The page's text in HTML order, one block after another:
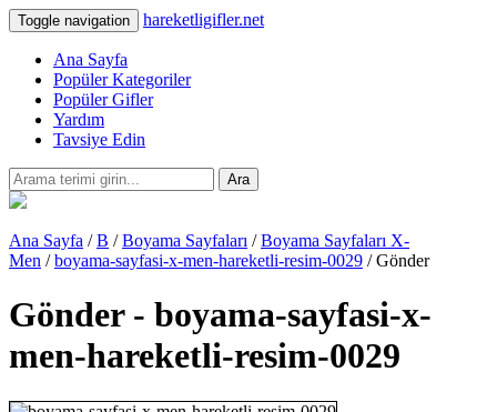
Toggle navigation hareketligifler.net
Ana Sayfa
Popüler Kategoriler
Popüler Gifler
Yardım
Tavsiye Edin
Ara
Ana Sayfa /B /Boyama Sayfaları /Boyama Sayfaları X-
Men /boyama-sayfasi-x-men-hareketli-resim-0029 / Gönder
Gönder - boyama-sayfasi-x-
men-hareketli-resim-0029